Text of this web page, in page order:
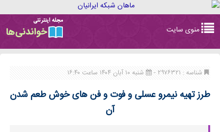
navigation
منوی سایت
شناسه : ۲۹۷۶۳۲۱ - شنبه ۱۰ آبان ۱۴۰۴ ساعت ۱۶:۴۰
طرز تهیه نیمرو عسلی و فوت و فن های خوش طعم شدن
آن